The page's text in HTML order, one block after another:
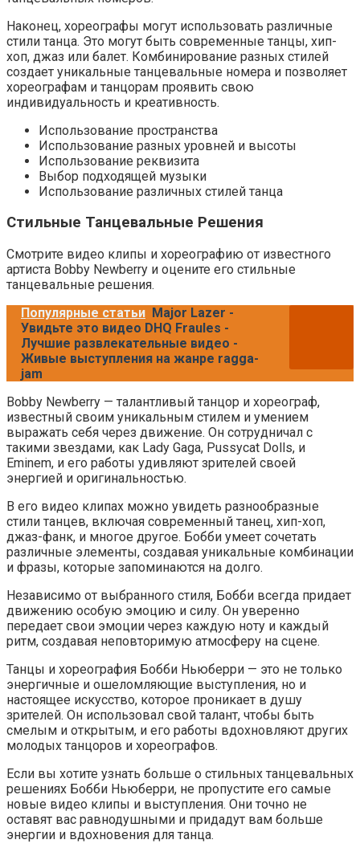
Наконец, хореографы могут использовать различные
стили танца. Это могут быть современные танцы, хип-
хоп, джаз или балет. Комбинирование разных стилей
создает уникальные танцевальные номера и позволяет
хореографам и танцорам проявить свою
индивидуальность и креативность.
Использование пространства
Использование разных уровней и высоты
Использование реквизита
Выбор подходящей музыки
Использование различных стилей танца
Стильные Танцевальные Решения
Смотрите видео клипы и хореографию от известного
артиста Bobby Newberry и оцените его стильные
танцевальные решения.
Популярные статьи Major Lazer -
Увидьте это видео DHQ Fraules -
Лучшие развлекательные видео -
Живые выступления на жанре ragga-
jam
Bobby Newberry — талантливый танцор и хореограф,
известный своим уникальным стилем и умением
выражать себя через движение. Он сотрудничал с
такими звездами, как Lady Gaga, Pussycat Dolls, и
Eminem, и его работы удивляют зрителей своей
энергией и оригинальностью.
В его видео клипах можно увидеть разнообразные
стили танцев, включая современный танец, хип-хоп,
джаз-фанк, и многое другое. Бобби умеет сочетать
различные элементы, создавая уникальные комбинации
и фразы, которые запоминаются на долго.
Независимо от выбранного стиля, Бобби всегда придает
движению особую эмоцию и силу. Он уверенно
передает свои эмоции через каждую ноту и каждый
ритм, создавая неповторимую атмосферу на сцене.
Танцы и хореография Бобби Ньюберри — это не только
энергичные и ошеломляющие выступления, но и
настоящее искусство, которое проникает в душу
зрителей. Он использовал свой талант, чтобы быть
смелым и открытым, и его работы вдохновляют других
молодых танцоров и хореографов.
Если вы хотите узнать больше о стильных танцевальных
решениях Бобби Ньюберри, не пропустите его самые
новые видео клипы и выступления. Они точно не
оставят вас равнодушными и придадут вам больше
энергии и вдохновения для танца.